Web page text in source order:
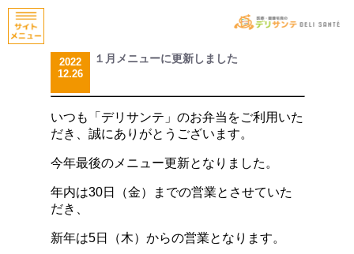
2022
12.26
１月メニューに更新しました
いつも「デリサンテ」のお弁当をご利用いた
だき、誠にありがとうございます。
今年最後のメニュー更新となりました。
年内は30日（金）までの営業とさせていた
だき、
新年は5日（木）からの営業となります。